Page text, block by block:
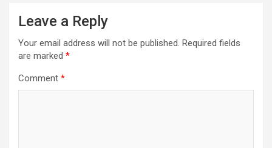
Leave a Reply
Your email address will not be published. Required fields
are marked *
Comment *